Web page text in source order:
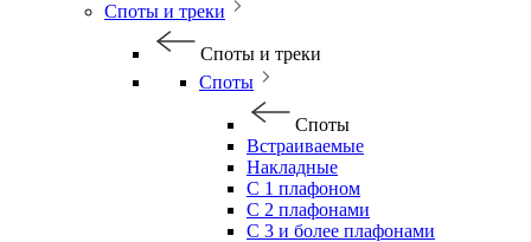
Споты и треки
Споты и треки
Споты
Споты
Встраиваемые
Накладные
С 1 плафоном
С 2 плафонами
С 3 и более плафонами